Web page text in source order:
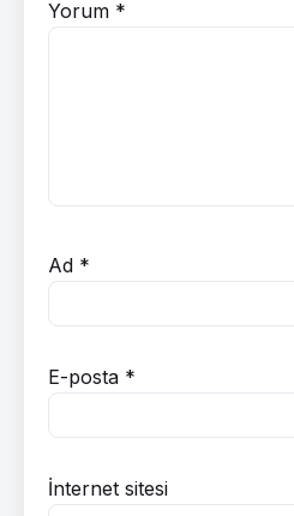
Yorum *
Ad *
E-posta *
İnternet sitesi